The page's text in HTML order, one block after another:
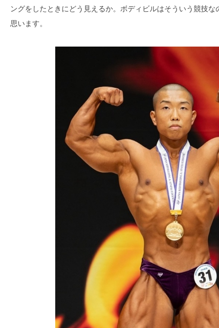
ングをしたときにどう見えるか。ボディビルはそういう競技
思います。